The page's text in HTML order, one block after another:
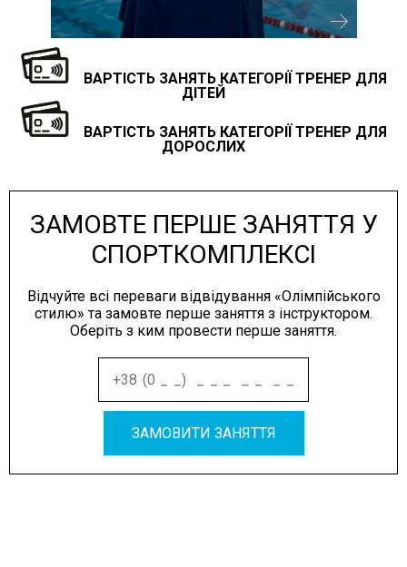
ВАРТІСТЬ ЗАНЯТЬ КАТЕГОРІЇ ТРЕНЕР ДЛЯ
ДІТЕЙ
ВАРТІСТЬ ЗАНЯТЬ КАТЕГОРІЇ ТРЕНЕР ДЛЯ
ДОРОСЛИХ
ЗАМОВТЕ ПЕРШЕ ЗАНЯТТЯ У
СПОРТКОМПЛЕКСІ
Відчуйте всі переваги відвідування «Олімпійського
стилю» та замовте перше заняття з інструктором.
Оберіть з ким провести перше заняття.
ЗАМОВИТИ ЗАНЯТТЯ